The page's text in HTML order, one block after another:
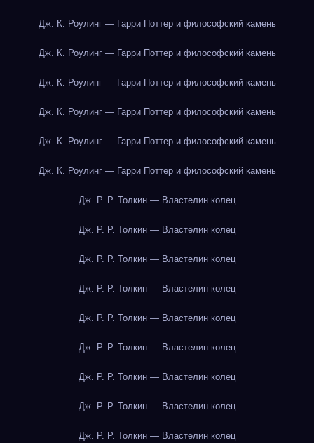
Дж. К. Роулинг — Гарри Поттер и философский камень
Дж. К. Роулинг — Гарри Поттер и философский камень
Дж. К. Роулинг — Гарри Поттер и философский камень
Дж. К. Роулинг — Гарри Поттер и философский камень
Дж. К. Роулинг — Гарри Поттер и философский камень
Дж. К. Роулинг — Гарри Поттер и философский камень
Дж. Р. Р. Толкин — Властелин колец
Дж. Р. Р. Толкин — Властелин колец
Дж. Р. Р. Толкин — Властелин колец
Дж. Р. Р. Толкин — Властелин колец
Дж. Р. Р. Толкин — Властелин колец
Дж. Р. Р. Толкин — Властелин колец
Дж. Р. Р. Толкин — Властелин колец
Дж. Р. Р. Толкин — Властелин колец
Дж. Р. Р. Толкин — Властелин колец